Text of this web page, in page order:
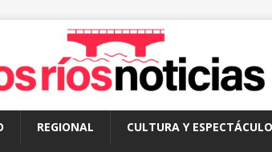
REGIONAL CULTURA Y